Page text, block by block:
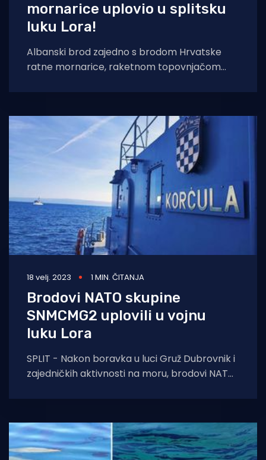
mornarice uplovio u splitsku
luku Lora!
Albanski brod zajedno s brodom Hrvatske
ratne mornarice, raketnom topovnjačom
Sredozemlju u NATO
18 velj. 2023 1 MIN. ČITANJA
Brodovi NATO skupine
SNMCMG2 uplovili u vojnu
luku Lora
SPLIT - Nakon boravka u luci Gruž Dubrovnik i
zajedničkih aktivnosti na moru, brodovi NATO